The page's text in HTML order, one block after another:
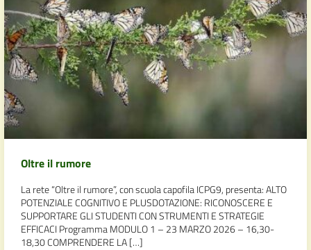
Oltre il rumore
La rete “Oltre il rumore”, con scuola capofila ICPG9, presenta: ALTO
POTENZIALE COGNITIVO E PLUSDOTAZIONE: RICONOSCERE E
SUPPORTARE GLI STUDENTI CON STRUMENTI E STRATEGIE
EFFICACI Programma MODULO 1 – 23 MARZO 2026 – 16,30-
18,30 COMPRENDERE LA […]